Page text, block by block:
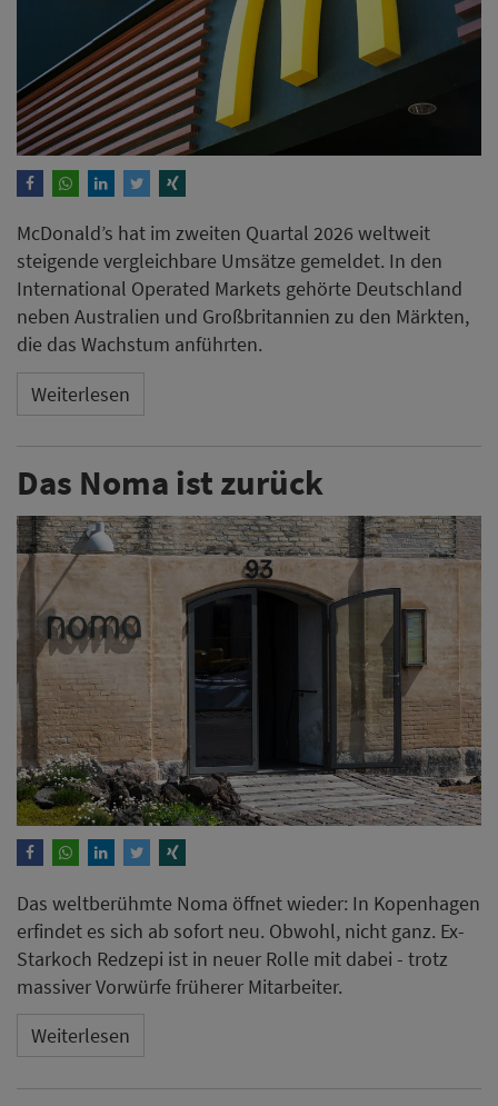
McDonald’s hat im zweiten Quartal 2026 weltweit
steigende vergleichbare Umsätze gemeldet. In den
International Operated Markets gehörte Deutschland
neben Australien und Großbritannien zu den Märkten,
die das Wachstum anführten.
Weiterlesen
Das Noma ist zurück
Das weltberühmte Noma öffnet wieder: In Kopenhagen
erfindet es sich ab sofort neu. Obwohl, nicht ganz. Ex-
Starkoch Redzepi ist in neuer Rolle mit dabei - trotz
massiver Vorwürfe früherer Mitarbeiter.
Weiterlesen